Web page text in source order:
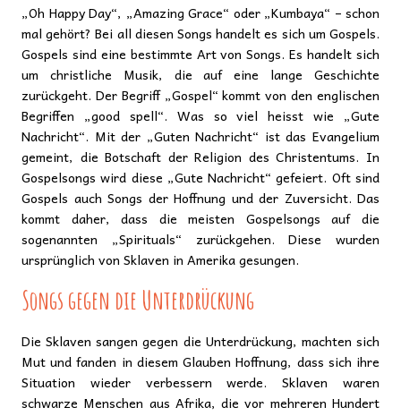
„Oh Happy Day“, „Amazing Grace“ oder „Kumbaya“ – schon
mal gehört? Bei all diesen Songs handelt es sich um Gospels.
Gospels sind eine bestimmte Art von Songs. Es handelt sich
um christliche Musik, die auf eine lange Geschichte
zurückgeht. Der Begriff „Gospel“ kommt von den englischen
Begriffen „good spell“. Was so viel heisst wie „Gute
Nachricht“. Mit der „Guten Nachricht“ ist das Evangelium
gemeint, die Botschaft der Religion des Christentums. In
Gospelsongs wird diese „Gute Nachricht“ gefeiert. Oft sind
Gospels auch Songs der Hoffnung und der Zuversicht. Das
kommt daher, dass die meisten Gospelsongs auf die
sogenannten „Spirituals“ zurückgehen. Diese wurden
ursprünglich von Sklaven in Amerika gesungen.
Songs gegen die Unterdrückung
Die Sklaven sangen gegen die Unterdrückung, machten sich
Mut und fanden in diesem Glauben Hoffnung, dass sich ihre
Situation wieder verbessern werde. Sklaven waren
schwarze Menschen aus Afrika, die vor mehreren Hundert